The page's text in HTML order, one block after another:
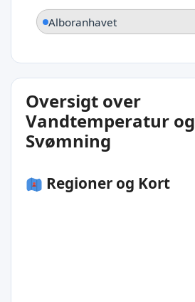
Alboranhavet
Oversigt over
Vandtemperatur og
Svømning
Regioner og Kort